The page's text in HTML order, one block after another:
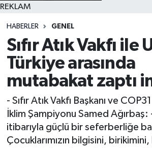
REKLAM
HABERLER GENEL
Sıfır Atık Vakfı ile
Türkiye arasında
mutabakat zaptı
- Sıfır Atık Vakfı Başkanı ve
İklim Şampiyonu Samed Ağırbaş:
itibarıyla güçlü bir seferberliğe
Çocuklarımızın bilgisini,